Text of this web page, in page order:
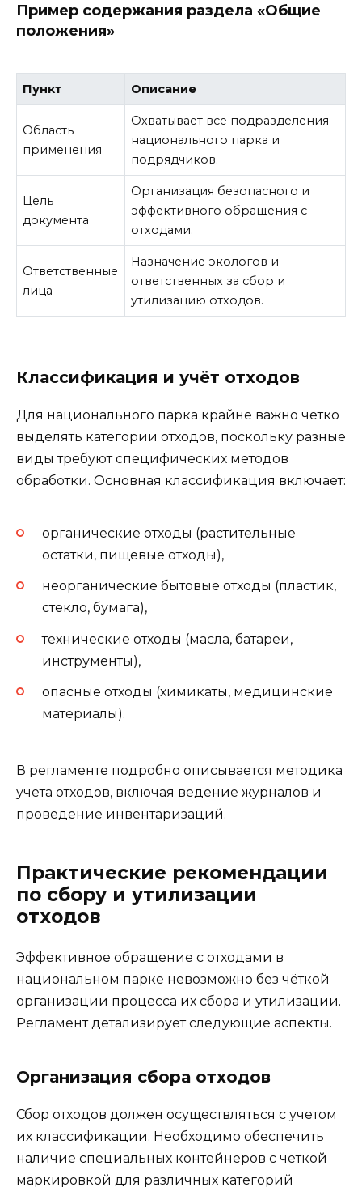
Пример содержания раздела «Общие
положения»
Пункт Описание
Область
применения
Охватывает все подразделения
национального парка и
подрядчиков.
Цель
документа
Организация безопасного и
эффективного обращения с
отходами.
Ответственные
лица
Назначение экологов и
ответственных за сбор и
утилизацию отходов.
Классификация и учёт отходов
Для национального парка крайне важно четко
выделять категории отходов, поскольку разные
виды требуют специфических методов
обработки. Основная классификация включает:
органические отходы (растительные
остатки, пищевые отходы),
неорганические бытовые отходы (пластик,
стекло, бумага),
технические отходы (масла, батареи,
инструменты),
опасные отходы (химикаты, медицинские
материалы).
В регламенте подробно описывается методика
учета отходов, включая ведение журналов и
проведение инвентаризаций.
Практические рекомендации
по сбору и утилизации
отходов
Эффективное обращение с отходами в
национальном парке невозможно без чёткой
организации процесса их сбора и утилизации.
Регламент детализирует следующие аспекты.
Организация сбора отходов
Сбор отходов должен осуществляться с учетом
их классификации. Необходимо обеспечить
наличие специальных контейнеров с четкой
маркировкой для различных категорий